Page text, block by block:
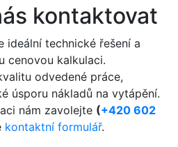
kontaktovat
ideální technické řešení a
cenovou kalkulaci.
odvedené práce,
úsporu nákladů na vytápění.
nám zavolejte (+420 602
kontaktní formulář.